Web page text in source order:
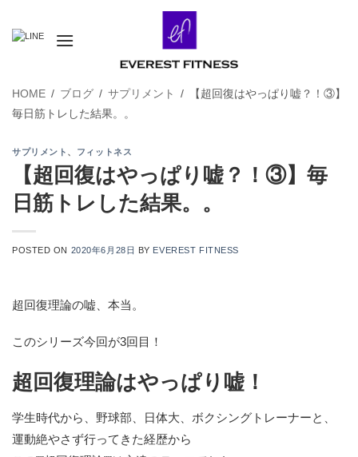
HOME / ブログ / サプリメント /
【超回復はやっぱり嘘？！③】
毎日筋トレした結果。。
サプリメント 、 フィットネス
【超回復はやっぱり嘘？！③】毎
日筋トレした結果。。
POSTED ON 2020年6月28日 BY EVEREST FITNESS
超回復理論の嘘、本当。
このシリーズ今回が3回目！
超回復理論はやっぱり嘘！
学生時代から、野球部、日体大、ボクシングトレーナーと、
運動絶やさず行ってきた経歴から